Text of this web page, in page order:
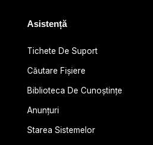
Asistență
Tichete De Suport
Căutare Fișiere
Biblioteca De Cunoștințe
Anunțuri
Starea Sistemelor